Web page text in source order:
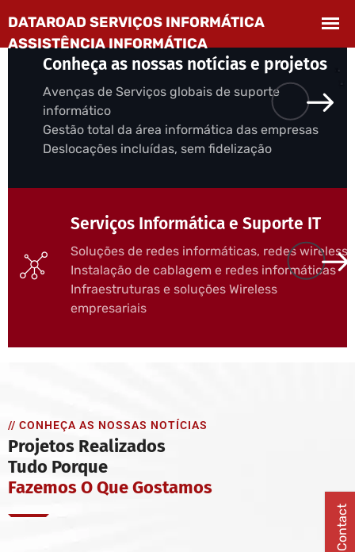
Conheça as nossas notícias e projetos
Avenças de Serviços globais de suporte
informático
Gestão total da área informática das empresas
Deslocações incluídas, sem fidelização
Serviços Informática e Suporte IT
Soluções de redes informáticas, redes wireless
Instalação de cablagem e redes informáticas
Infraestruturas e soluções Wireless
empresariais
// CONHEÇA AS NOSSAS NOTÍCIAS
Projetos Realizados
Tudo Porque
Fazemos O Que Gostamos
Contact